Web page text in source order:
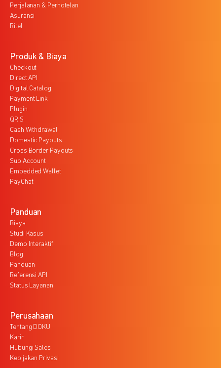
Perjalanan & Perhotelan
Asuransi
Ritel
Produk & Biaya
Checkout
Direct API
Digital Catalog
Payment Link
Plugin
QRIS
Cash Withdrawal
Domestic Payouts
Cross Border Payouts
Sub Account
Embedded Wallet
PayChat
Panduan
Biaya
Studi Kasus
Demo Interaktif
Blog
Panduan
Referensi API
Status Layanan
Perusahaan
Tentang DOKU
Karir
Hubungi Sales
Kebijakan Privasi